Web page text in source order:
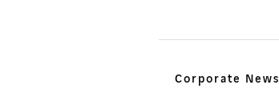
Corporate News